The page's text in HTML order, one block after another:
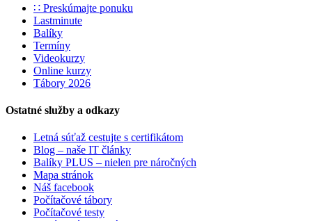
∷ Preskúmajte ponuku
Lastminute
Balíky
Termíny
Videokurzy
Online kurzy
Tábory 2026
Ostatné služby a odkazy
Letná súťaž cestujte s certifikátom
Blog – naše IT články
Balíky PLUS – nielen pre náročných
Mapa stránok
Náš facebook
Počítačové tábory
Počítačové testy